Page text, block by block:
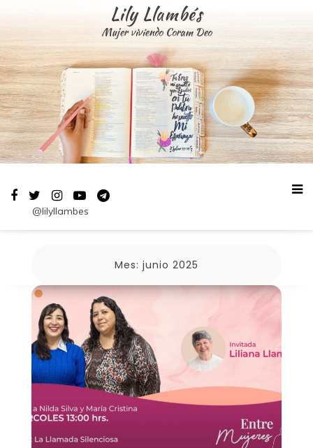
Lily Llambés
Mujer viviendo Coram Deo
@lilyllambes
Mes: junio 2025